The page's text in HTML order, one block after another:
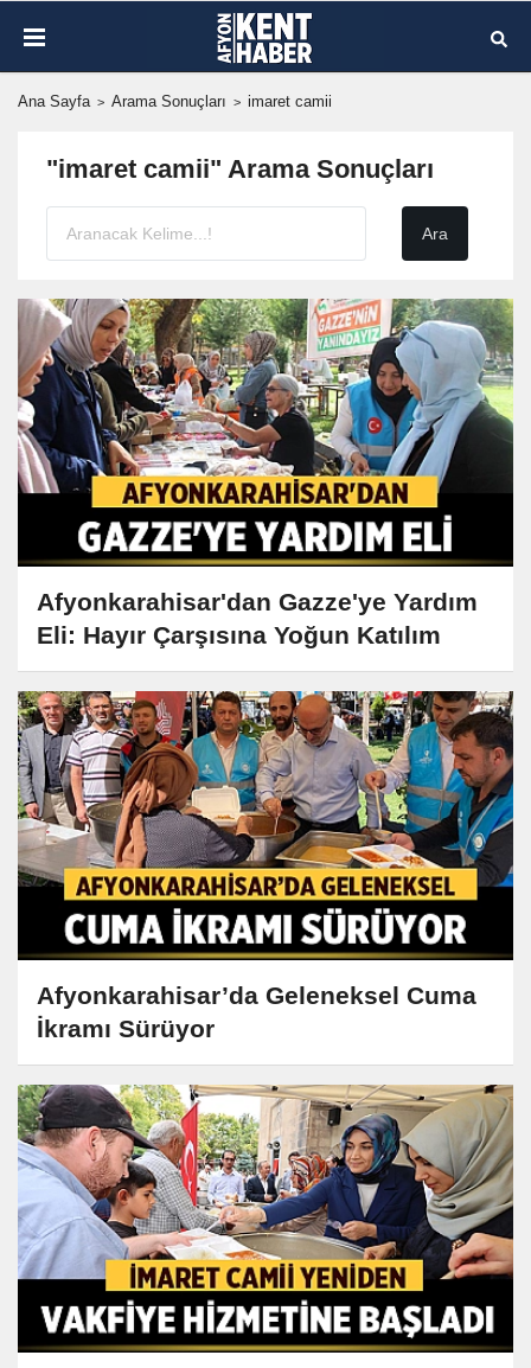
Ana Sayfa Arama Sonuçları imaret camii
"imaret camii" Arama Sonuçları
Afyonkarahisar'dan Gazze'ye Yardım
Eli: Hayır Çarşısına Yoğun Katılım
Afyonkarahisar’da Geleneksel Cuma
İkramı Sürüyor